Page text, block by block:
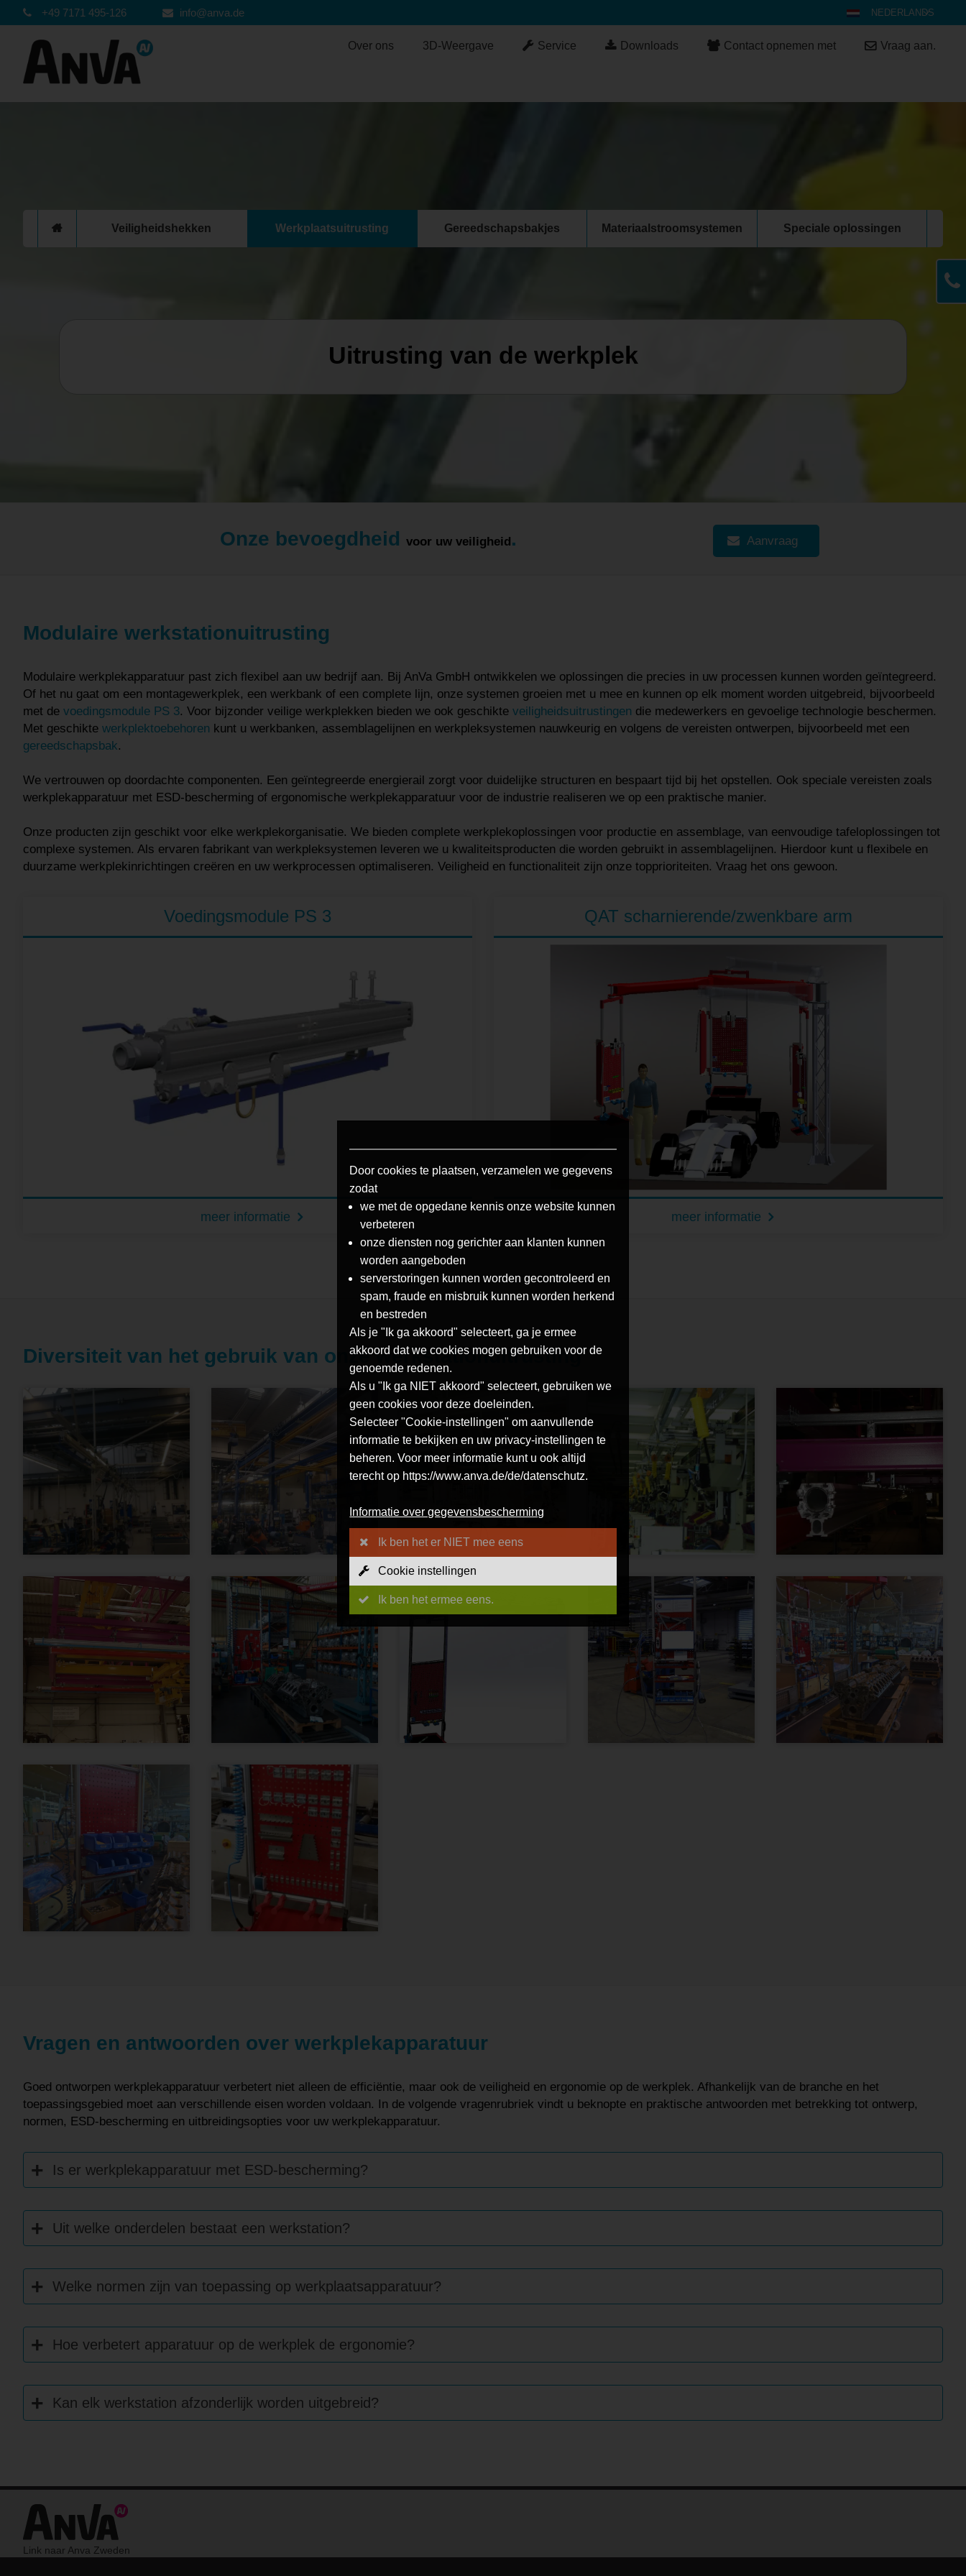
+49 7171 495-126 info@anva.de
POLSKI
日本語
中文
TÜRKÇE
NEDERLANDS
Over ons 3D-Weergave Service Downloads Contact opnemen met Vraag aan.
Veiligheidshekken Werkplaatsuitrusting Gereedschapsbakjes Materiaalstroomsystemen Speciale oplossingen
Uitrusting van de werkplek
Onze bevoegdheid voor uw veiligheid. Aanvraag
Modulaire werkstationuitrusting
Modulaire werkplekapparatuur past zich flexibel aan uw bedrijf aan. Bij AnVa GmbH ontwikkelen we oplossingen die precies in uw processen kunnen worden geïntegreerd.
Of het nu gaat om een montagewerkplek, een werkbank of een complete lijn, onze systemen groeien met u mee en kunnen op elk moment worden uitgebreid, bijvoorbeeld
met de voedingsmodule PS 3. Voor bijzonder veilige werkplekken bieden we ook geschikte veiligheidsuitrustingen die medewerkers en gevoelige technologie beschermen.
Met geschikte werkplektoebehoren kunt u werkbanken, assemblagelijnen en werkpleksystemen nauwkeurig en volgens de vereisten ontwerpen, bijvoorbeeld met een
gereedschapsbak.
We vertrouwen op doordachte componenten. Een geïntegreerde energierail zorgt voor duidelijke structuren en bespaart tijd bij het opstellen. Ook speciale vereisten zoals
werkplekapparatuur met ESD-bescherming of ergonomische werkplekapparatuur voor de industrie realiseren we op een praktische manier.
Onze producten zijn geschikt voor elke werkplekorganisatie. We bieden complete werkplekoplossingen voor productie en assemblage, van eenvoudige tafeloplossingen tot
complexe systemen. Als ervaren fabrikant van werkpleksystemen leveren we u kwaliteitsproducten die worden gebruikt in assemblagelijnen. Hierdoor kunt u flexibele en
duurzame werkplekinrichtingen creëren en uw werkprocessen optimaliseren. Veiligheid en functionaliteit zijn onze topprioriteiten. Vraag het ons gewoon.
Voedingsmodule PS 3
meer informatie
QAT scharnierende/zwenkbare arm
meer informatie
Diversiteit van het gebruik van onze werkstationuitrusting
Vragen en antwoorden over werkplekapparatuur
Goed ontworpen werkplekapparatuur verbetert niet alleen de efficiëntie, maar ook de veiligheid en ergonomie op de werkplek. Afhankelijk van de branche en het
toepassingsgebied moet aan verschillende eisen worden voldaan. In de volgende vragenrubriek vindt u beknopte en praktische antwoorden met betrekking tot ontwerp,
normen, ESD-bescherming en uitbreidingsopties voor uw werkplekapparatuur.
Is er werkplekapparatuur met ESD-bescherming?
Uit welke onderdelen bestaat een werkstation?
Welke normen zijn van toepassing op werkplaatsapparatuur?
Hoe verbetert apparatuur op de werkplek de ergonomie?
Kan elk werkstation afzonderlijk worden uitgebreid?
Link naar Anva Zweden
Door cookies te plaatsen, verzamelen we gegevens
zodat
we met de opgedane kennis onze website kunnen
verbeteren
onze diensten nog gerichter aan klanten kunnen
worden aangeboden
serverstoringen kunnen worden gecontroleerd en
spam, fraude en misbruik kunnen worden herkend
en bestreden
Als je "Ik ga akkoord" selecteert, ga je ermee
akkoord dat we cookies mogen gebruiken voor de
genoemde redenen.
Als u "Ik ga NIET akkoord" selecteert, gebruiken we
geen cookies voor deze doeleinden.
Selecteer "Cookie-instellingen" om aanvullende
informatie te bekijken en uw privacy-instellingen te
beheren. Voor meer informatie kunt u ook altijd
terecht op https://www.anva.de/de/datenschutz.
Informatie over gegevensbescherming
Ik ben het er NIET mee eens
Cookie instellingen
Ik ben het ermee eens.